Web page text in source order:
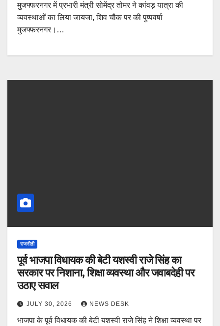
मुजफ्फरनगर में प्रभारी मंत्री सोमेंद्र तोमर ने कांवड़ यात्रा की
व्यवस्थाओं का लिया जायजा, शिव चौक पर की पुष्पवर्षा
मुजफ्फरनगर।…
राजनीती
पूर्व भाजपा विधायक की बेटी यशस्वी राजे सिंह का
सरकार पर निशाना, शिक्षा व्यवस्था और जवाबदेही पर
उठाए सवाल
JULY 30, 2026 NEWS DESK
भाजपा के पूर्व विधायक की बेटी यशस्वी राजे सिंह ने शिक्षा व्यवस्था पर